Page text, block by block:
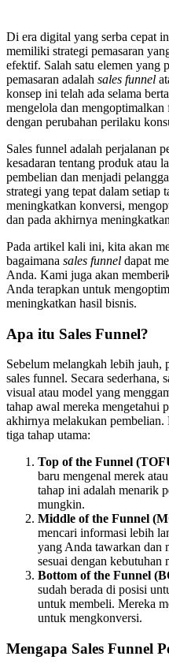
Di era digital yang serba cepat
memiliki strategi pemasaran
efektif. Salah satu elemen yang
pemasaran adalah sales funnel
konsep ini telah ada selama
mengelola dan
dengan perubahan perilaku
Sales funnel adalah perjalanan
kesadaran tentang produk atau
pembelian dan menjadi
strategi yang tepat dalam setiap
meningkatkan konversi,
dan pada akhirnya
Pada artikel kali ini, kita akan
bagaimana sales funnel dapat
Anda. Kami juga akan
Anda terapkan untuk
meningkatkan hasil bisnis.
Apa itu Sales Funnel?
Sebelum melangkah lebih jauh,
sales funnel. Secara sederhana,
visual atau model yang
tahap awal mereka mengetahui
akhirnya melakukan
tiga tahap utama:
Top of the Funnel
baru mengenal merek
tahap ini adalah menarik
mungkin.
Middle of the Funnel
mencari informasi lebih
yang Anda tawarkan dan
sesuai dengan kebutuhan
Bottom of the Funnel
sudah berada di posisi
untuk membeli. Mereka
untuk mengkonversi.
Mengapa Sales Funnel